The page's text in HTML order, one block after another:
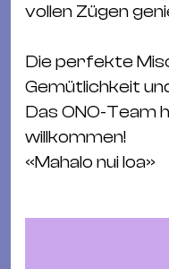
vollen Zügen
Die perfekte
Gemütlichkeit
Das ONO-Team
willkommen!
«Mahalo nui loa»